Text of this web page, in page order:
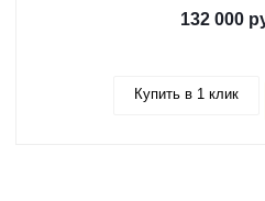
132 000
Купить в 1 клик